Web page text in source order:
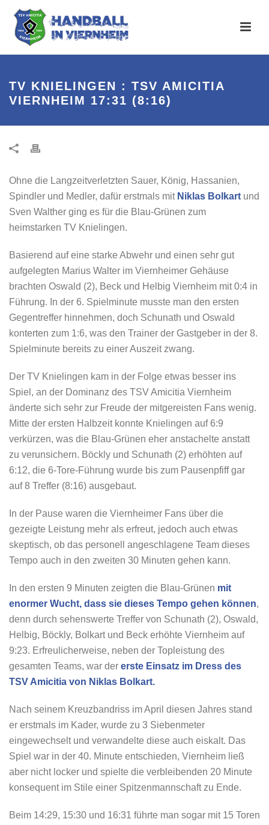
TV KNIELINGEN : TSV AMICITIA
VIERNHEIM 17:31 (8:16)
Ohne die Langzeitverletzten Sauer, König, Hassanien,
Spindler und Medler, dafür erstmals mit Niklas Bolkart und
Sven Walther ging es für die Blau-Grünen zum
heimstarken TV Knielingen.
Basierend auf eine starke Abwehr und einen sehr gut
aufgelegten Marius Walter im Viernheimer Gehäuse
brachten Oswald (2), Beck und Helbig Viernheim mit 0:4 in
Führung. In der 6. Spielminute musste man den ersten
Gegentreffer hinnehmen, doch Schunath und Oswald
konterten zum 1:6, was den Trainer der Gastgeber in der 8.
Spielminute bereits zu einer Auszeit zwang.
Der TV Knielingen kam in der Folge etwas besser ins
Spiel, an der Dominanz des TSV Amicitia Viernheim
änderte sich sehr zur Freude der mitgereisten Fans wenig.
Mitte der ersten Halbzeit konnte Knielingen auf 6:9
verkürzen, was die Blau-Grünen eher anstachelte anstatt
zu verunsichern. Böckly und Schunath (2) erhöhten auf
6:12, die 6-Tore-Führung wurde bis zum Pausenpfiff gar
auf 8 Treffer (8:16) ausgebaut.
In der Pause waren die Viernheimer Fans über die
gezeigte Leistung mehr als erfreut, jedoch auch etwas
skeptisch, ob das personell angeschlagene Team dieses
Tempo auch in den zweiten 30 Minuten gehen kann.
In den ersten 9 Minuten zeigten die Blau-Grünen mit
enormer Wucht, dass sie dieses Tempo gehen können,
denn durch sehenswerte Treffer von Schunath (2), Oswald,
Helbig, Böckly, Bolkart und Beck erhöhte Viernheim auf
9:23. Erfreulicherweise, neben der Topleistung des
gesamten Teams, war der erste Einsatz im Dress des
TSV Amicitia von Niklas Bolkart.
Nach seinem Kreuzbandriss im April diesen Jahres stand
er erstmals im Kader, wurde zu 3 Siebenmeter
eingewechselt und verwandelte diese auch eiskalt. Das
Spiel war in der 40. Minute entschieden, Viernheim ließ
aber nicht locker und spielte die verbleibenden 20 Minute
konsequent im Stile einer Spitzenmannschaft zu Ende.
Beim 14:29, 15:30 und 16:31 führte man sogar mit 15 Toren